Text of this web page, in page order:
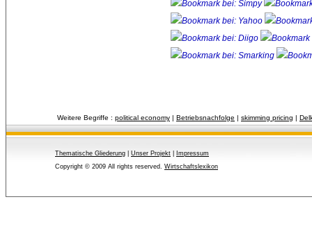
Weitere Begriffe : political economy | Betriebsnachfolge | skimming pricing |
Thematische Gliederung Unser Projekt
Impressum
Copyright © 2009 All rights reserved. Wirtschaftslexikon